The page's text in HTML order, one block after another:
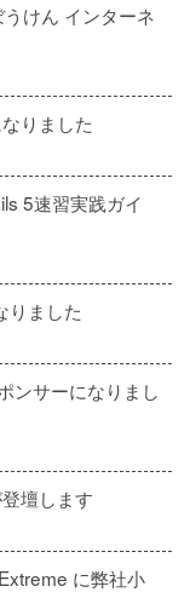
けん インターネ
りました
5速習実践ガイ
りました
ンサーになりまし
壇します
に弊社小